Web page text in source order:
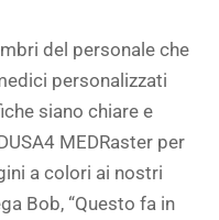
del personale che
personalizzati
siano chiare e
MEDRaster per
a colori ai nostri
Bob, “Questo fa in